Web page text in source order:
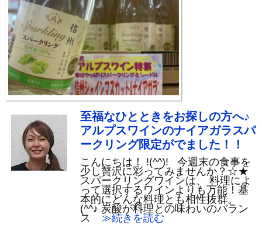
至福なひとときをお探しの方へ♪
アルプスワインのナイアガラスパ
ークリング限定がでました！！
こんにちは！ !(^^)! 今週末の食事を
少し贅沢に彩ってみませんか？☆★
スパークリングワインは、 料理によ
って選択するワインよりも万能！基
本的にどんな料理とも相性抜群。
(^^♪ 炭酸が料理との味わいのバラン
ス
≫続きを読む